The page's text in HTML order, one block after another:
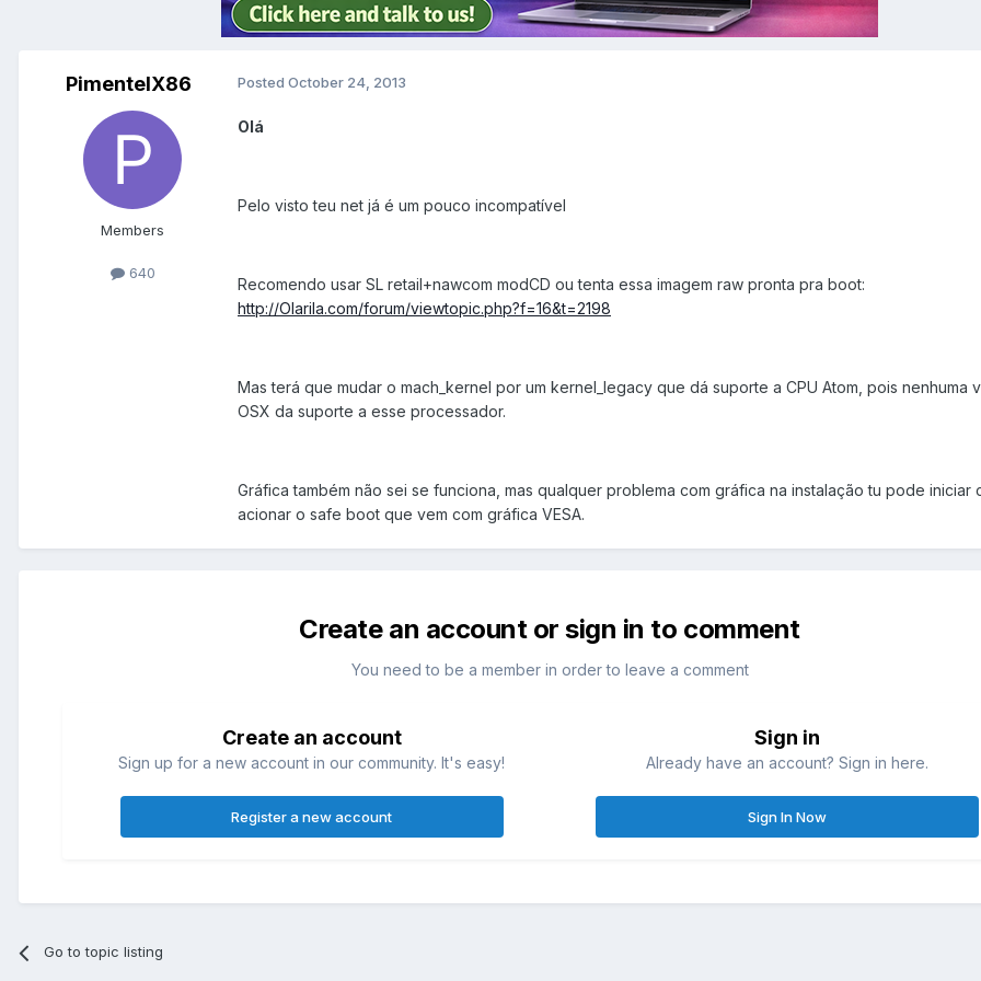
PimentelX86
Members
640
Posted October 24, 2013
Olá
Pelo visto teu net já é um pouco incompatível
Recomendo usar SL retail+nawcom modCD ou tenta essa imagem raw pronta pra boot:
http://Olarila.com/forum/viewtopic.php?f=16&t=2198
Mas terá que mudar o mach_kernel por um kernel_legacy que dá suporte a CPU Atom, pois nenhuma
OSX da suporte a esse processador.
Gráfica também não sei se funciona, mas qualquer problema com gráfica na instalação tu pode iniciar
acionar o safe boot que vem com gráfica VESA.
Create an account or sign in to comment
You need to be a member in order to leave a comment
Create an account
Sign up for a new account in our community. It's easy!
Register a new account
Sign in
Already have an account? Sign in here.
Sign In Now
Go to topic listing